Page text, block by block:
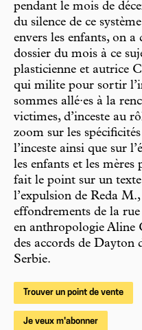
pendant le mois de
du silence de ce
envers les enfants, on a
dossier du mois à ce
plasticienne et autrice
qui milite pour sortir
sommes allé·es à la
victimes, d’inceste au
zoom sur les
l’inceste ainsi que sur
les enfants et les
fait le point sur un
l’expulsion de Reda
effondrements de la
en anthropologie Aline
des accords de Dayton
Serbie.
Trouver un point de vente
Je veux m'abonner